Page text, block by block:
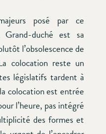
posé par ce
Grand-duché est sa
l’obsolescence de
colocation reste un
législatifs tardent à
colocation est entrée
l’heure, pas intégré
des formes et